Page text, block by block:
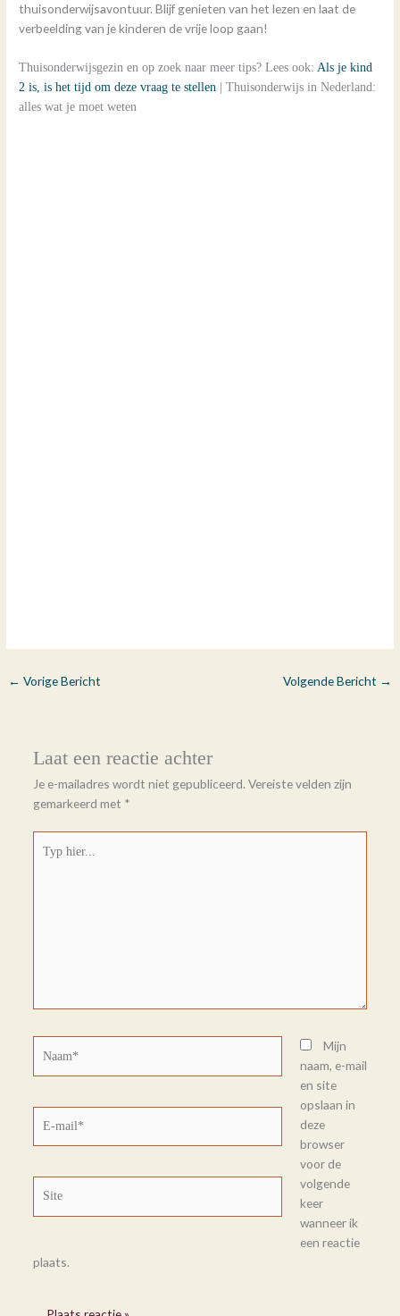
thuisonderwijsavontuur. Blijf genieten van het lezen en laat de
verbeelding van je kinderen de vrije loop gaan!
Thuisonderwijsgezin en op zoek naar meer tips? Lees ook:Als je kind
2 is, is het tijd om deze vraag te stellen | Thuisonderwijs in Nederland:
alles wat je moet weten
← Vorige Bericht Volgende Bericht →
Laat een reactie achter
Je e-mailadres wordt niet gepubliceerd. Vereiste velden zijn
gemarkeerd met *
hier...
mail*
Mijn
naam, e-mail
en site
opslaan in
deze
browser
voor de
volgende
keer
wanneer ik
een reactie
plaats.